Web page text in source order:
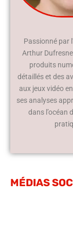
Passionné par
Arthur
produits
détaillés et des
aux jeux vidéo
ses analyses
dans l’océan
MÉDIAS